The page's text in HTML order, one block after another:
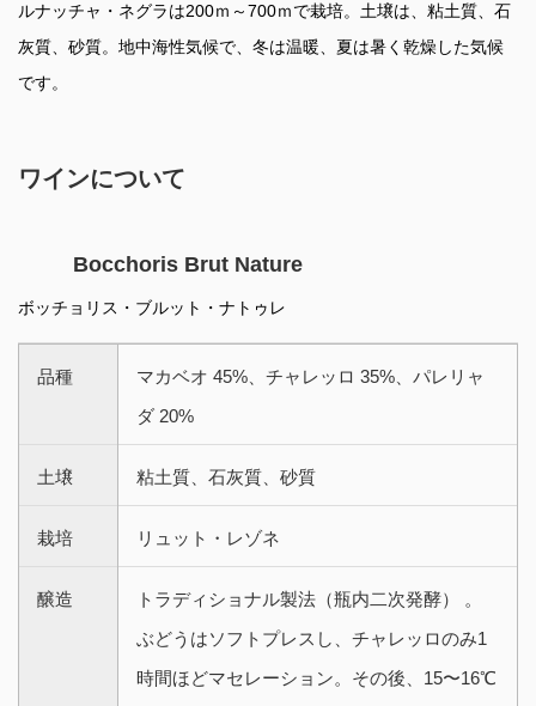
ルナッチャ・ネグラは200ｍ～700ｍで栽培。土壌は、粘土質、石
灰質、砂質。地中海性気候で、冬は温暖、夏は暑く乾燥した気候
です。
ワインについて
Bocchoris Brut Nature
ボッチョリス・ブルット・ナトゥレ
品種
マカベオ 45%、チャレッロ 35%、パレリャ
ダ 20%
土壌 粘土質、石灰質、砂質
栽培 リュット・レゾネ
醸造
トラディショナル製法（瓶内二次発酵） 。
ぶどうはソフトプレスし、チャレッロのみ1
時間ほどマセレーション。その後、15〜16℃